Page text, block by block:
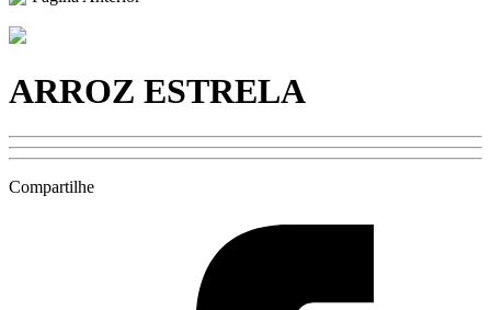
ARROZ ESTRELA
Compartilhe